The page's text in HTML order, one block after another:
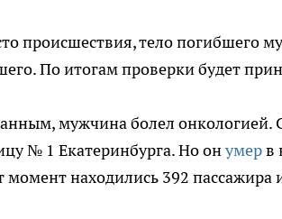
происшествия, тело погибшего
По итогам проверки будет
мужчина болел онкологией.
№ 1 Екатеринбурга. Но онумерв
момент находились 392 пассажира